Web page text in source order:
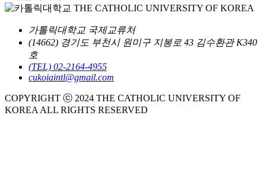
가톨릭대학교 국제교류처
(14662) 경기도 부천시 원미구 지봉로 43 김수환관 K340
호
(TEL) 02-2164-4955
cukoiaintl@gmail.com
COPYRIGHT ⓒ 2024 THE CATHOLIC UNIVERSITY OF
KOREA ALL RIGHTS RESERVED